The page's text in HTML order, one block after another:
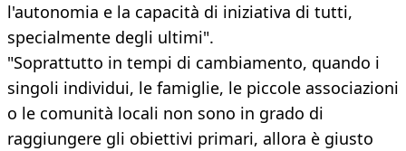
l'autonomia e la capacità di iniziativa di tutti,
specialmente degli ultimi".
"Soprattutto in tempi di cambiamento, quando i
singoli individui, le famiglie, le piccole associazioni
o le comunità locali non sono in grado di
raggiungere gli obiettivi primari, allora è giusto